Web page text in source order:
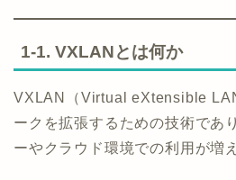
1-1. VXLANとは何か
VXLAN（Virtual eXtensible
ークを拡張するための技術であ
ーやクラウド環境での利用が増